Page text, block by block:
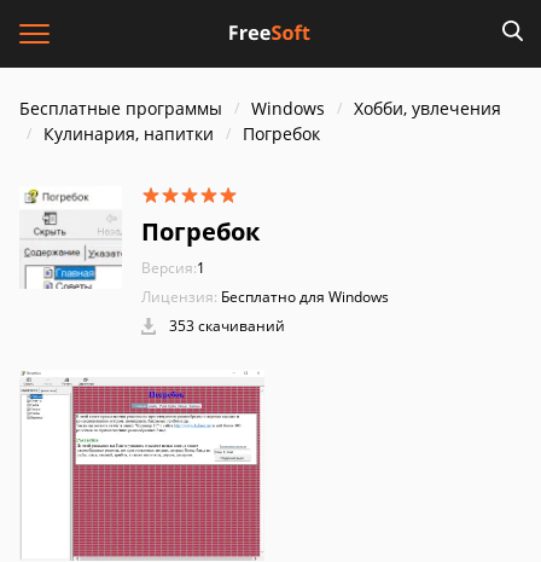
Бесплатные программы Windows
Хобби, увлечения
Кулинария, напитки
Погребок
Погребок
Версия:1
Лицензия: Бесплатно для Windows
353 скачиваний